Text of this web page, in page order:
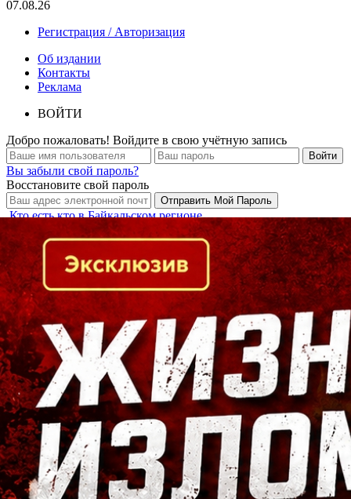
07.08.26
Регистрация / Авторизация
Об издании
Контакты
Реклама
ВОЙТИ
Добро пожаловать! Войдите в свою учётную запись
Вы забыли свой пароль?
Восстановите свой пароль
Кто есть кто в Байкальском регионе